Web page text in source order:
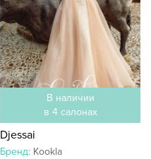
В наличии
в 4 салонах
Djessai
Бренд: Kookla